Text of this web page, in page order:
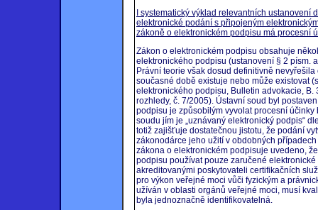
I systematický výklad relevantních
elektronické podání s připojeným
zákoně o elektronickém podpisu má procesní
Zákon o elektronickém podpisu obsahuje
elektronického podpisu (ustanovení § 2 písm.
Právní teorie však dosud definitivně
současné době existuje nebo může existovat
elektronického podpisu, Bulletin advokacie, B.
rozhledy, č. 7/2005). Ústavní soud byl
podpisu je způsobilým vyvolat procesní
soudu jím je „uznávaný elektronický podpis“
totiž zajišťuje dostatečnou jistotu, že podání
zákonodárce jeho užití v obdobných
zákona o elektronickém podpisuje uvedeno,
podpisu používat pouze zaručené
akreditovanými poskytovateli certifikačních
pro výkon veřejné moci vůči fyzickým a
užíván v oblasti orgánů veřejné moci, musí
byla jednoznačně identifikovatelná.